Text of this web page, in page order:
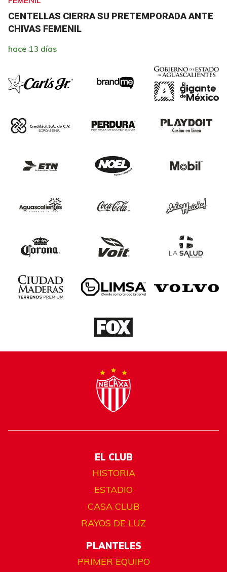
CENTELLAS CIERRA SU PRETEMPORADA ANTE
CHIVAS FEMENIL
hace 13 días
EL CLUB
HISTORIA
ESTADIO
CASA CLUB
RAYOS DE LUZ
PLANTELES
PRIMER EQUIPO